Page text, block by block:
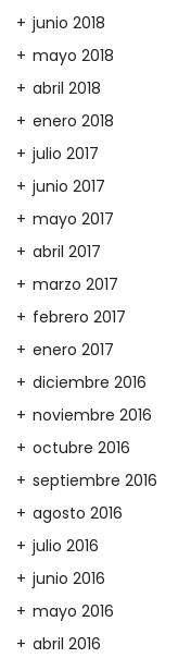
junio 2018
mayo 2018
abril 2018
enero 2018
julio 2017
junio 2017
mayo 2017
abril 2017
marzo 2017
febrero 2017
enero 2017
diciembre 2016
noviembre 2016
octubre 2016
septiembre 2016
agosto 2016
julio 2016
junio 2016
mayo 2016
abril 2016